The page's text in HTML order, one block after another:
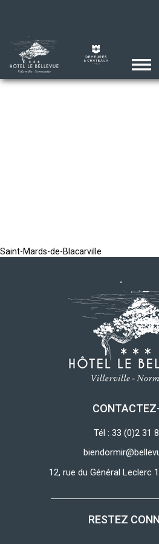
Saint-Mards-de-Blacarville
Tél : 33 (0)2 31
12, rue du Général Leclerc
RESTEZ